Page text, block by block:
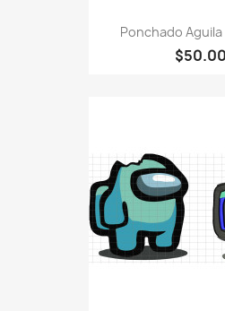
Ponchado
$50.00